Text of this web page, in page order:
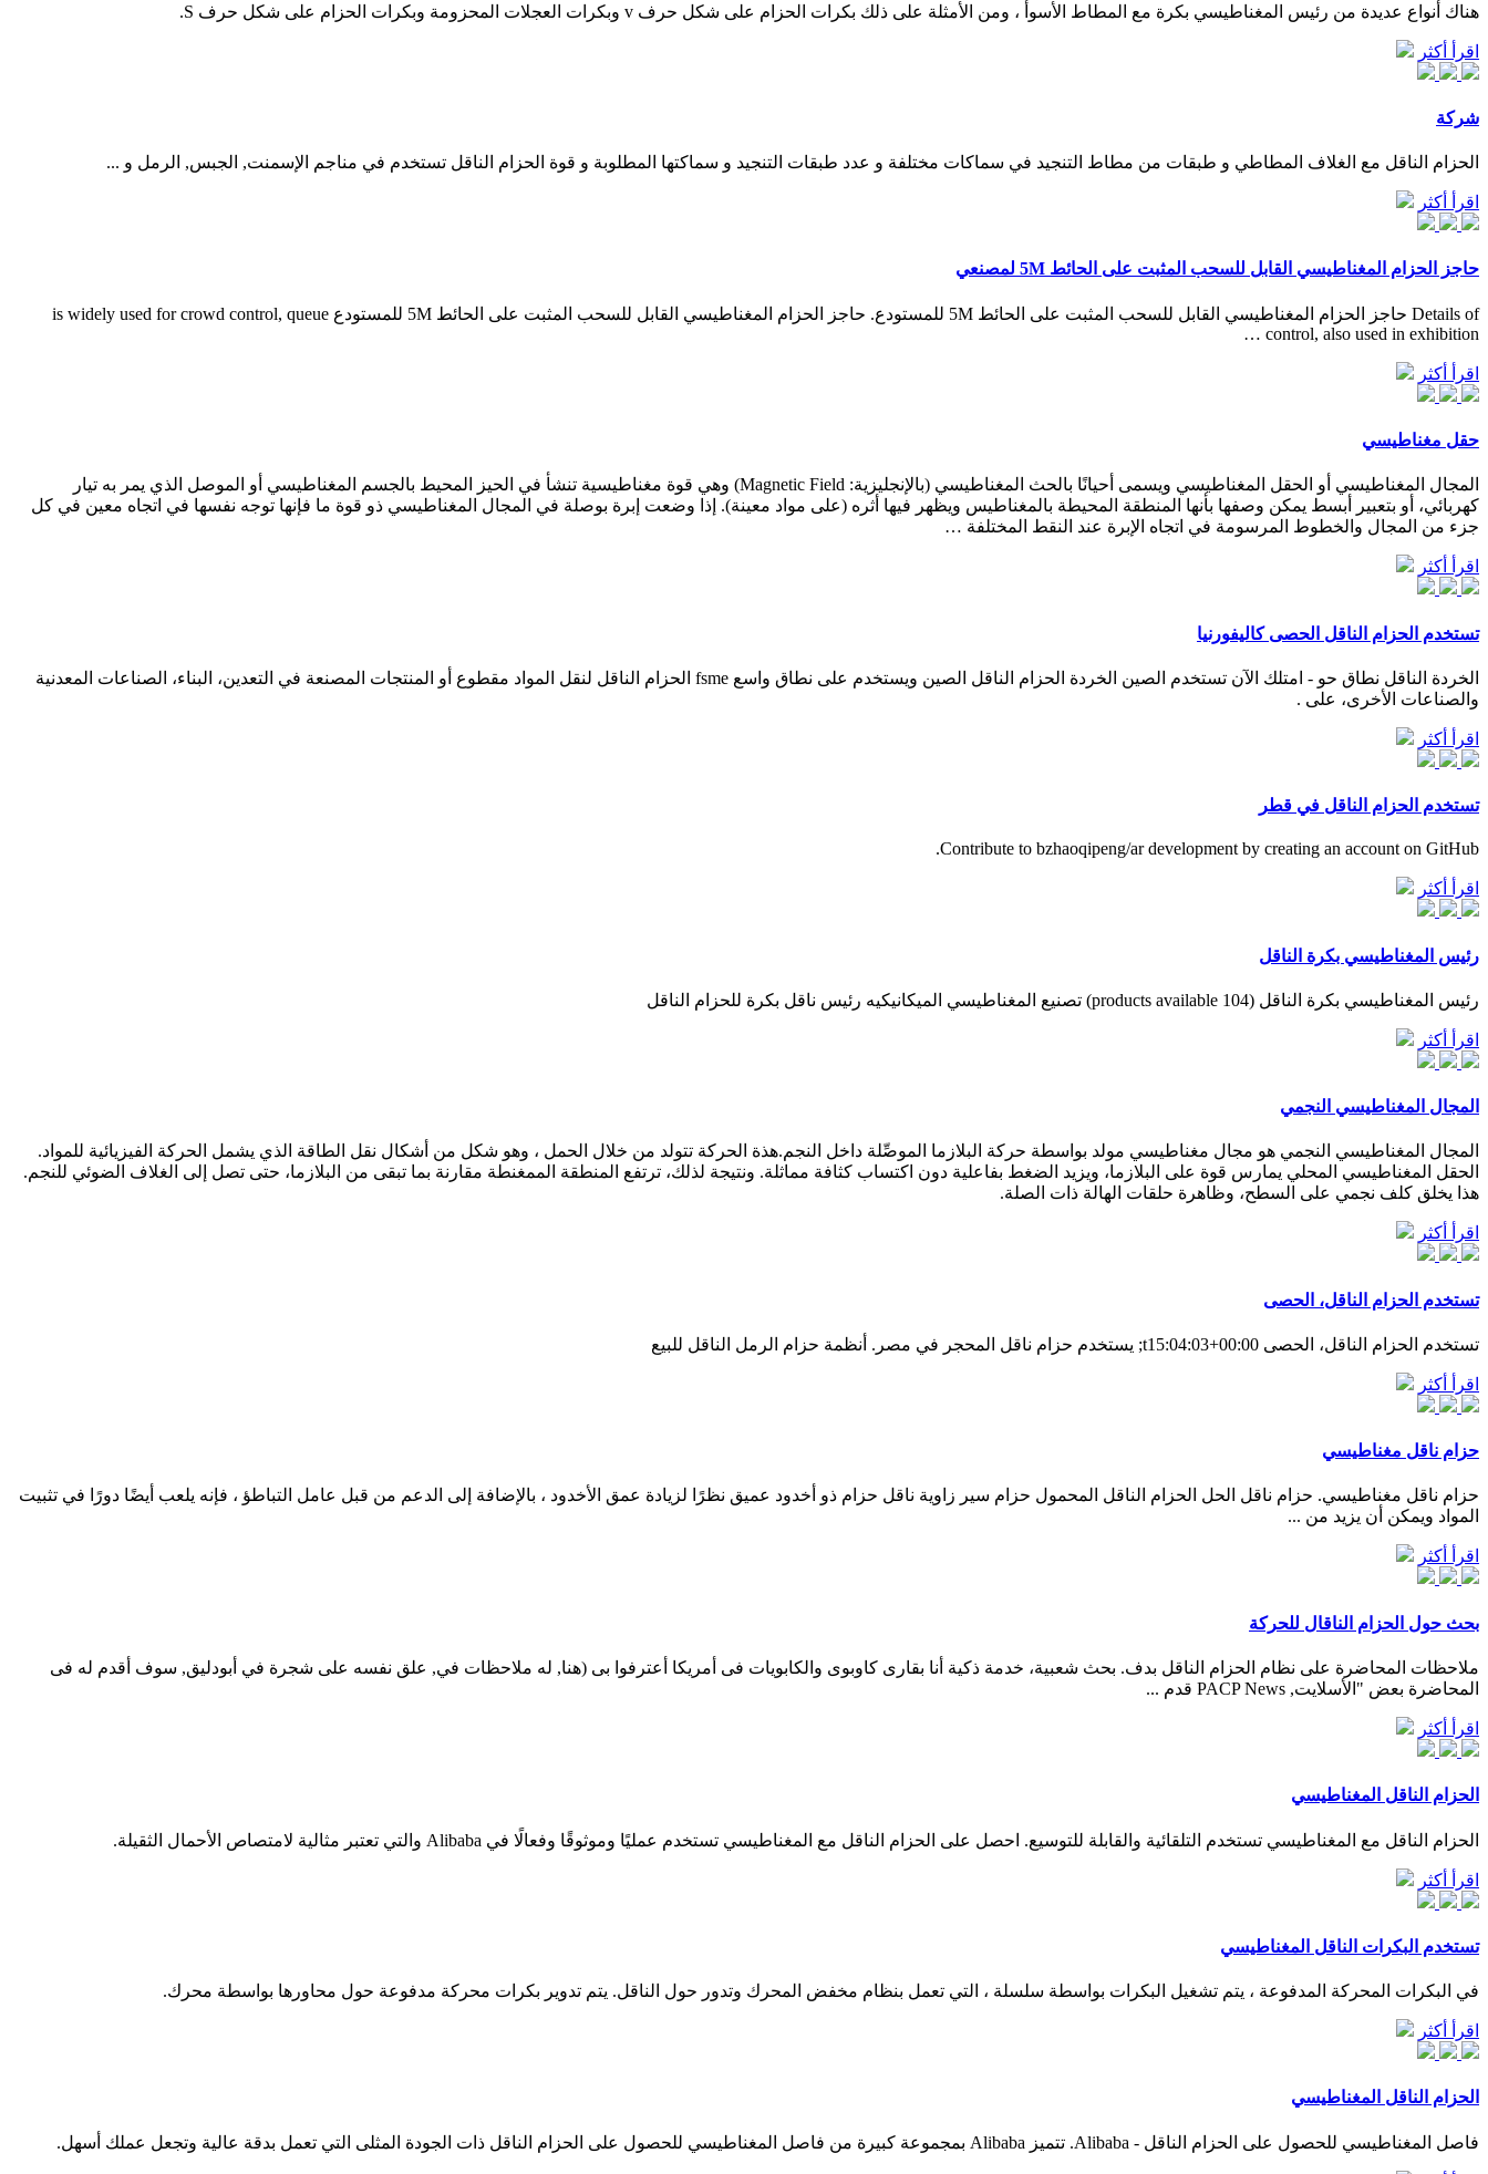
هناك أنواع عديدة من رئيس المغناطيسي بكرة مع المطاط الأسوأ ، ومن الأمثلة على ذلك بكرات الحزام على شكل حرف v وبكرات العجلات المحزومة وبكرات الحزام على شكل حرف S.
اقرأ أكثر
شركة
الحزام الناقل مع الغلاف المطاطي و طبقات من مطاط التنجيد في سماكات مختلفة و عدد طبقات التنجيد و سماكتها المطلوبة و قوة الحزام الناقل تستخدم في مناجم الإسمنت, الجبس, الرمل و ...
اقرأ أكثر
حاجز الحزام المغناطيسي القابل للسحب المثبت على الحائط 5M لمصنعي
Details of حاجز الحزام المغناطيسي القابل للسحب المثبت على الحائط 5M للمستودع. حاجز الحزام المغناطيسي القابل للسحب المثبت على الحائط 5M للمستودع is widely used for crowd control, queue
control, also used in exhibition …
اقرأ أكثر
حقل مغناطيسي
المجال المغناطيسي أو الحقل المغناطيسي ويسمى أحيانًا بالحث المغناطيسي (بالإنجليزية: Magnetic Field)‏ وهي قوة مغناطيسية تنشأ في الحيز المحيط بالجسم المغناطيسي أو الموصل الذي يمر به تيار
كهربائي، أو بتعبير أبسط يمكن وصفها بأنها المنطقة المحيطة بالمغناطيس ويظهر فيها أثره (على مواد معينة). إذا وضعت إبرة بوصلة في المجال المغناطيسي ذو قوة ما فإنها توجه نفسها في اتجاه معين في كل
جزء من المجال والخطوط المرسومة في اتجاه الإبرة عند النقط المختلفة …
اقرأ أكثر
تستخدم الحزام الناقل الحصى كاليفورنيا
الخردة الناقل نطاق حو - امتلك الآن تستخدم الصين الخردة الحزام الناقل الصين ويستخدم على نطاق واسع fsme الحزام الناقل لنقل المواد مقطوع أو المنتجات المصنعة في التعدين، البناء، الصناعات المعدنية
والصناعات الأخرى، على .
اقرأ أكثر
تستخدم الحزام الناقل في قطر
Contribute to bzhaoqipeng/ar development by creating an account on GitHub.
اقرأ أكثر
رئيس المغناطيسي بكرة الناقل
رئيس المغناطيسي بكرة الناقل (104 products available) تصنيع المغناطيسي الميكانيكيه رئيس ناقل بكرة للحزام الناقل
اقرأ أكثر
المجال المغناطيسي النجمي
المجال المغناطيسي النجمي هو مجال مغناطيسي مولد بواسطة حركة البلازما الموصِّلة داخل النجم.هذة الحركة تتولد من خلال الحمل ، وهو شكل من أشكال نقل الطاقة الذي يشمل الحركة الفيزيائية للمواد.
الحقل المغناطيسي المحلي يمارس قوة على البلازما، ويزيد الضغط بفاعلية دون اكتساب كثافة مماثلة. ونتيجة لذلك، ترتفع المنطقة الممغنطة مقارنة بما تبقى من البلازما، حتى تصل إلى الغلاف الضوئي للنجم.
هذا يخلق كلف نجمي على السطح، وظاهرة حلقات الهالة ذات الصلة.
اقرأ أكثر
تستخدم الحزام الناقل، الحصى
تستخدم الحزام الناقل، الحصى t15:04:03+00:00; يستخدم حزام ناقل المحجر في مصر. أنظمة حزام الرمل الناقل للبيع
اقرأ أكثر
حزام ناقل مغناطيسي
حزام ناقل مغناطيسي. حزام ناقل الحل الحزام الناقل المحمول حزام سير زاوية ناقل حزام ذو أخدود عميق نظرًا لزيادة عمق الأخدود ، بالإضافة إلى الدعم من قبل عامل التباطؤ ، فإنه يلعب أيضًا دورًا في تثبيت
المواد ويمكن أن يزيد من ...
اقرأ أكثر
بحث حول الحزام الناقال للحركة
ملاحظات المحاضرة على نظام الحزام الناقل بدف. بحث شعبية، خدمة ذكية أنا بقارى كاوبوى والكابويات فى أمريكا أعترفوا بى (هنا, له ملاحظات في, علق نفسه على شجرة في أبودليق, سوف أقدم له فى
المحاضرة بعض "الأسلايت, PACP News قدم ...
اقرأ أكثر
الحزام الناقل المغناطيسي
الحزام الناقل مع المغناطيسي تستخدم التلقائية والقابلة للتوسيع. احصل على الحزام الناقل مع المغناطيسي تستخدم عمليًا وموثوقًا وفعالًا في Alibaba والتي تعتبر مثالية لامتصاص الأحمال الثقيلة.
اقرأ أكثر
تستخدم البكرات الناقل المغناطيسي
في البكرات المحركة المدفوعة ، يتم تشغيل البكرات بواسطة سلسلة ، التي تعمل بنظام مخفض المحرك وتدور حول الناقل. يتم تدوير بكرات محركة مدفوعة حول محاورها بواسطة محرك.
اقرأ أكثر
الحزام الناقل المغناطيسي
فاصل المغناطيسي للحصول على الحزام الناقل - Alibaba. تتميز Alibaba بمجموعة كبيرة من فاصل المغناطيسي للحصول على الحزام الناقل ذات الجودة المثلى التي تعمل بدقة عالية وتجعل عملك أسهل.